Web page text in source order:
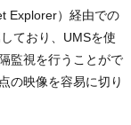
Explorer）経由での
ており、UMSを使
監視を行うことがで
の映像を容易に切り